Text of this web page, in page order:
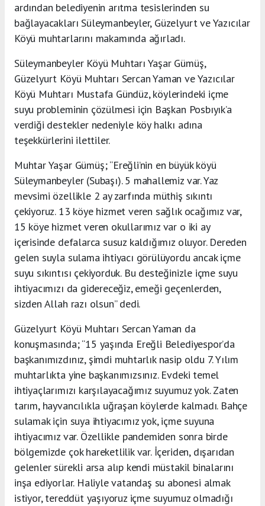
ardından belediyenin arıtma tesislerinden su
bağlayacakları Süleymanbeyler, Güzelyurt ve Yazıcılar
Köyü muhtarlarını makamında ağırladı.
Süleymanbeyler Köyü Muhtarı Yaşar Gümüş,
Güzelyurt Köyü Muhtarı Sercan Yaman ve Yazıcılar
Köyü Muhtarı Mustafa Gündüz, köylerindeki içme
suyu probleminin çözülmesi için Başkan Posbıyık’a
verdiği destekler nedeniyle köy halkı adına
teşekkürlerini ilettiler.
Muhtar Yaşar Gümüş; “Ereğli’nin en büyük köyü
Süleymanbeyler (Subaşı). 5 mahallemiz var. Yaz
mevsimi özellikle 2 ay zarfında müthiş sıkıntı
çekiyoruz. 13 köye hizmet veren sağlık ocağımız var,
15 köye hizmet veren okullarımız var o iki ay
içerisinde defalarca susuz kaldığımız oluyor. Dereden
gelen suyla sulama ihtiyacı görülüyordu ancak içme
suyu sıkıntısı çekiyorduk. Bu desteğinizle içme suyu
ihtiyacımızı da gidereceğiz, emeği geçenlerden,
sizden Allah razı olsun” dedi.
Güzelyurt Köyü Muhtarı Sercan Yaman da
konuşmasında; “15 yaşında Ereğli Belediyespor’da
başkanımızdınız, şimdi muhtarlık nasip oldu 7. Yılım
muhtarlıkta yine başkanımızsınız. Evdeki temel
ihtiyaçlarımızı karşılayacağımız suyumuz yok. Zaten
tarım, hayvancılıkla uğraşan köylerde kalmadı. Bahçe
sulamak için suya ihtiyacımız yok, içme suyuna
ihtiyacımız var. Özellikle pandemiden sonra birde
bölgemizde çok hareketlilik var. İçeriden, dışarıdan
gelenler sürekli arsa alıp kendi müstakil binalarını
inşa ediyorlar. Haliyle vatandaş su abonesi almak
istiyor, tereddüt yaşıyoruz içme suyumuz olmadığı